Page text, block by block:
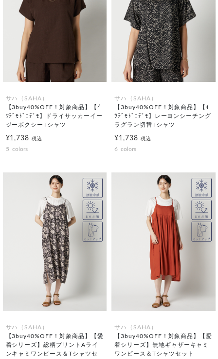
サハ（SAHA）
【3buy40%OFF！対象商品】【ｲ
ﾂﾃﾞﾓﾄﾞｺﾃﾞﾓ】ドライサッカーイー
ジーボクシーTシャツ
¥1,738税込
5 colors
サハ（SAHA）
【3buy40%OFF！対象商品】【ｲ
ﾂﾃﾞﾓﾄﾞｺﾃﾞﾓ】レーヨンシーチング
ラグラン切替Tシャツ
¥1,738 税込
6 colors
サハ（SAHA）
【3buy40%OFF！対象商品】【愛
着シリーズ】総柄プリントAライ
ンキャミワンピース＆Tシャツセ
サハ（SAHA）
【3buy40%OFF！対象商品】【愛
着シリーズ】無地ギャザーキャミ
ワンピース＆Tシャツセット